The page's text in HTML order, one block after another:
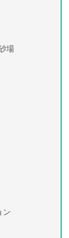
場
ン